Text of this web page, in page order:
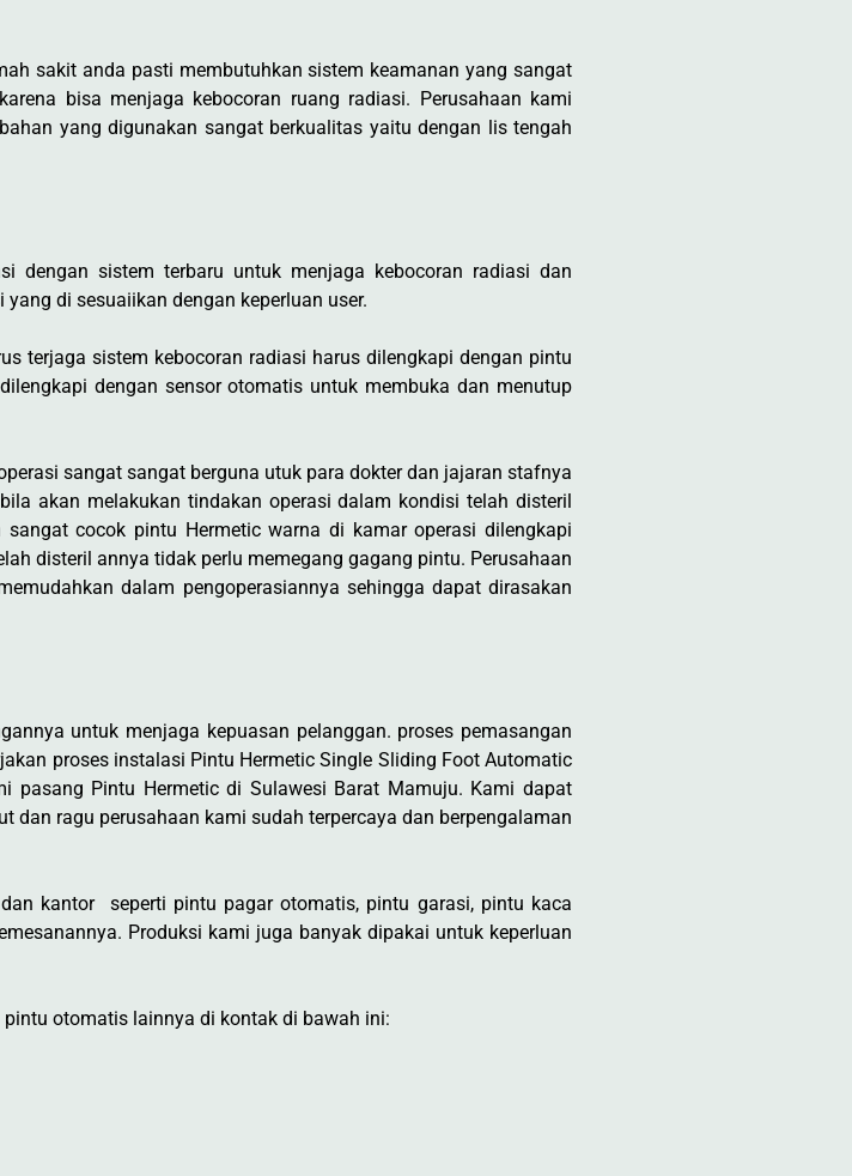
sakit anda pasti membutuhkan sistem keamanan yang sangat
bisa menjaga kebocoran ruang radiasi. Perusahaan kami
yang digunakan sangat berkualitas yaitu dengan lis tengah
dengan sistem terbaru untuk menjaga kebocoran radiasi dan
di sesuaiikan dengan keperluan user.
terjaga sistem kebocoran radiasi harus dilengkapi dengan pintu
dengan sensor otomatis untuk membuka dan menutup
sangat sangat berguna utuk para dokter dan jajaran stafnya
akan melakukan tindakan operasi dalam kondisi telah disteril
cocok pintu Hermetic warna di kamar operasi dilengkapi
disteril annya tidak perlu memegang gagang pintu. Perusahaan
dalam pengoperasiannya sehingga dapat dirasakan
untuk menjaga kepuasan pelanggan. proses pemasangan
proses instalasi Pintu Hermetic Single Sliding Foot Automatic
pasang Pintu Hermetic di Sulawesi Barat Mamuju. Kami dapat
ragu perusahaan kami sudah terpercaya dan berpengalaman
kantor seperti pintu pagar otomatis, pintu garasi, pintu kaca
Produksi kami juga banyak dipakai untuk keperluan
otomatis lainnya di kontak di bawah ini: